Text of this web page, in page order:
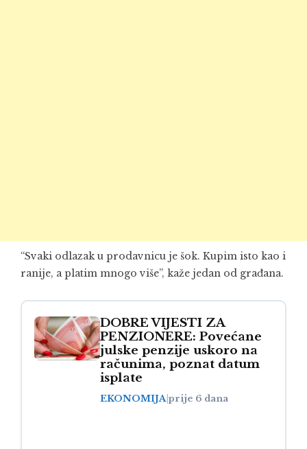
“Svaki odlazak u prodavnicu je šok. Kupim isto kao i
ranije, a platim mnogo više”, kaže jedan od građana.
DOBRE VIJESTI ZA
PENZIONERE: Povećane
julske penzije uskoro na
računima, poznat datum
isplate
EKONOMIJAprije 6 dana